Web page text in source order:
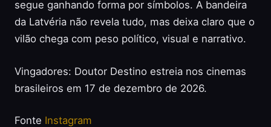
segue ganhando forma por símbolos. A bandeira
da Latvéria não revela tudo, mas deixa claro que o
vilão chega com peso político, visual e narrativo.
Vingadores: Doutor Destino estreia nos cinemas
brasileiros em 17 de dezembro de 2026.
Fonte Instagram